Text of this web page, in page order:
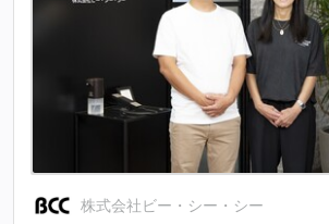
株式会社ビー・シー・シー